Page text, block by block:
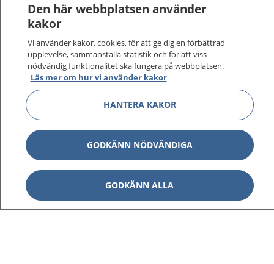
Den här webbplatsen använder
kakor
Vi använder kakor, cookies, för att ge dig en förbättrad
upplevelse, sammanställa statistik och för att viss
nödvändig funktionalitet ska fungera på webbplatsen.
Läs mer om hur vi använder kakor
HANTERA KAKOR
GODKÄNN NÖDVÄNDIGA
GODKÄNN ALLA